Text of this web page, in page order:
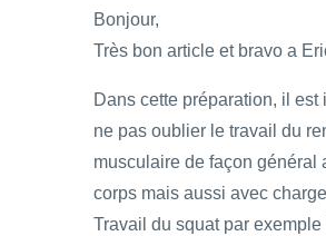
Bonjour,
Très bon article et bravo a
Dans cette préparation, il est
ne pas oublier le travail du
musculaire de façon général
corps mais aussi avec
Travail du squat par exemple